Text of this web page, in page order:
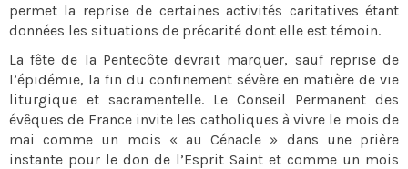
permet la reprise de certaines activités caritatives étant
données les situations de précarité dont elle est témoin.
La fête de la Pentecôte devrait marquer, sauf reprise de
l’épidémie, la fin du confinement sévère en matière de vie
liturgique et sacramentelle. Le Conseil Permanent des
évêques de France invite les catholiques à vivre le mois de
mai comme un mois « au Cénacle » dans une prière
instante pour le don de l’Esprit Saint et comme un mois